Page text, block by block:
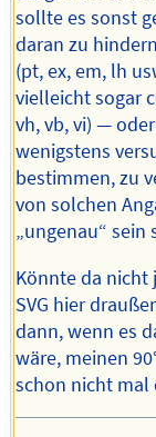
sollte es sonst
daran zu
(pt, ex, em, lh
vielleicht sogar
vh, vb, vi) —
wenigstens
bestimmen, zu
von solchen
„ungenau“ sein
Könnte da nicht
SVG hier
dann, wenn es
wäre, meinen
schon nicht